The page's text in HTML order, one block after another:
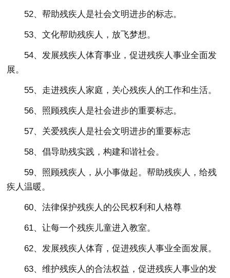
52、帮助残疾人是社会文明进步的标志。
53、文化帮助残疾人，放飞梦想。
54、发展残疾人体育事业，促进残疾人事业全面发
展。
55、走进残疾人家庭，关心残疾人的工作和生活。
56、照顾残疾人是社会进步的重要标志。
57、关爱残疾人是社会文明进步的重要标志
58、倡导助残实践，构建和谐社会。
59、照顾残疾人，从小事做起。帮助残疾人，给残
疾人温暖。
60、法律保护残疾人的公民权利和人格尊
61、让每一个残疾儿童进入教室。
62、发展残疾人体育，促进残疾人事业全面发展。
63、维护残疾人的合法权益，促进残疾人事业的发